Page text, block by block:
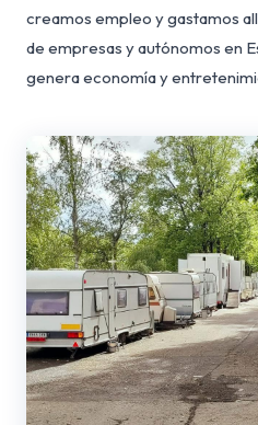
creamos empleo y gastamos
de empresas y autónomos en
genera economía y